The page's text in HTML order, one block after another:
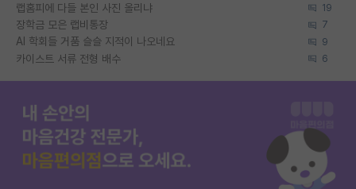
랩홈피에 다들 본인 사진 올리냐 19
장학금 모은 랩비통장 7
AI 학회들 거품 슬슬 지적이 나오네요 9
카이스트 서류 전형 배수 6